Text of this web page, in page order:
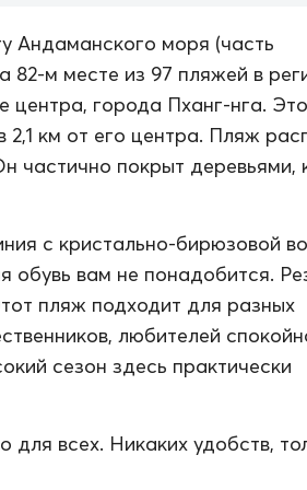
Андаманского моря (часть
82-м месте из 97 пляжей в
центра, города Пханг-нга.
2,1 км от его центра. Пляж
частично покрыт деревьями,
с кристально-бирюзовой
обувь вам не понадобится.
пляж подходит для разных
любителей
сезон здесь практически
всех. Никаких удобств,